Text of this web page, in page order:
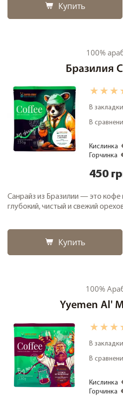
Купить
100%
Бразилия
В закладки
В
Кислинка
Горчинка
450
Санрайз из Бразилии — это кофе
глубокий, чистый и свежий
Купить
100%
Yyemen Al'
В закладки
В
Кислинка
Горчинка